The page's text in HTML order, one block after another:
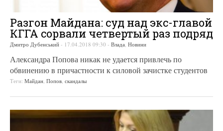
Разгон Майдана: суд над экс-главой
КГГА сорвали четвертый раз подряд
Дмитро Дубенський - 17.04.2018 09:30 - Влада Новини
Александра Попова никак не удается привлечь по
обвинению в причастности к силовой зачистке студентов
Теги: Майдан Попов скандалы